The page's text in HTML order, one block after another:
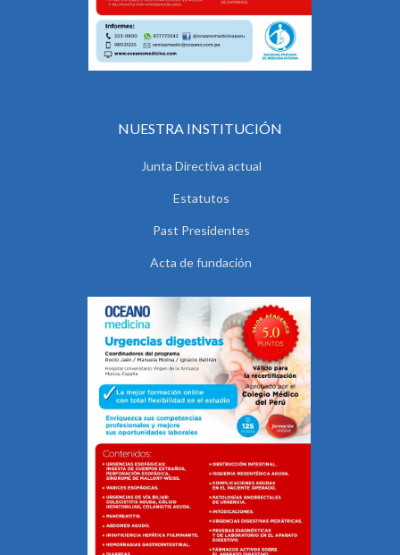
NUESTRA INSTITUCIÓN
Junta Directiva actual
Estatutos
Past Presidentes
Acta de fundación